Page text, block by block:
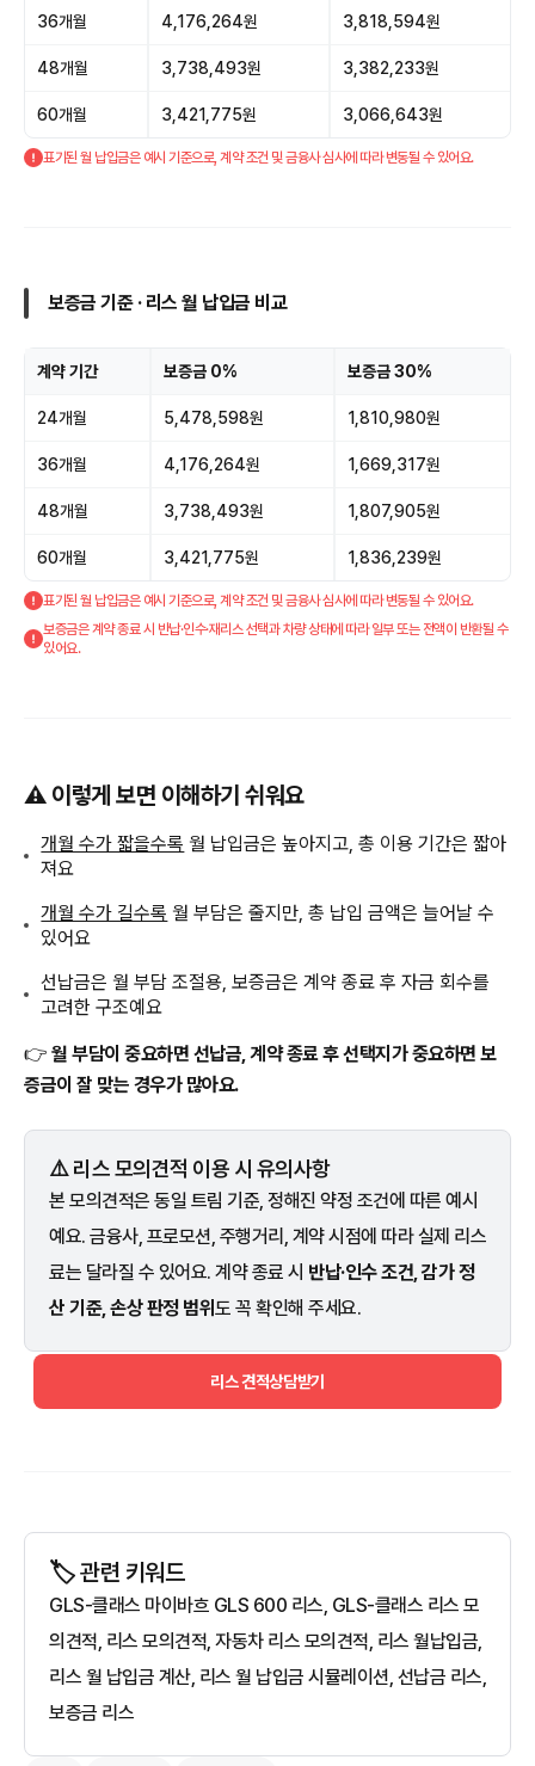
36개월 4,176,264원 3,818,594원
48개월 3,738,493원 3,382,233원
60개월 3,421,775원 3,066,643원
표기된 월 납입금은 예시 기준으로, 계약 조건 및 금융사 심사에 따라 변동될 수 있어요.
보증금 기준 · 리스 월 납입금 비교
계약 기간 보증금 0% 보증금 30%
24개월 5,478,598원 1,810,980원
36개월 4,176,264원 1,669,317원
48개월 3,738,493원 1,807,905원
60개월 3,421,775원 1,836,239원
표기된 월 납입금은 예시 기준으로, 계약 조건 및 금융사 심사에 따라 변동될 수 있어요.
보증금은 계약 종료 시 반납·인수·재리스 선택과 차량 상태에 따라 일부 또는 전액이 반환될 수
있어요.
⚠️ 이렇게 보면 이해하기 쉬워요
개월 수가 짧을수록 월 납입금은 높아지고, 총 이용 기간은 짧아
져요
개월 수가 길수록 월 부담은 줄지만, 총 납입 금액은 늘어날 수
있어요
선납금은 월 부담 조절용, 보증금은 계약 종료 후 자금 회수를
고려한 구조예요
👉 월 부담이 중요하면 선납금, 계약 종료 후 선택지가 중요하면 보
증금이 잘 맞는 경우가 많아요.
⚠️ 리스 모의견적 이용 시 유의사항
본 모의견적은 동일 트림 기준, 정해진 약정 조건에 따른 예시
예요. 금융사, 프로모션, 주행거리, 계약 시점에 따라 실제 리스
료는 달라질 수 있어요. 계약 종료 시 반납·인수 조건, 감가 정
산 기준, 손상 판정 범위도 꼭 확인해 주세요.
리스 견적상담받기
🏷️ 관련 키워드
GLS-클래스 마이바흐 GLS 600 리스, GLS-클래스 리스 모
의견적, 리스 모의견적, 자동차 리스 모의견적, 리스 월납입금,
리스 월 납입금 계산, 리스 월 납입금 시뮬레이션, 선납금 리스,
보증금 리스